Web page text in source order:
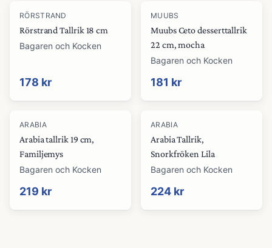
RÖRSTRAND
Rörstrand Tallrik 18 cm
Bagaren och Kocken
178 kr
MUUBS
Muubs Ceto desserttallrik
22 cm, mocha
Bagaren och Kocken
181 kr
ARABIA
Arabia tallrik 19 cm,
Familjemys
Bagaren och Kocken
219 kr
ARABIA
Arabia Tallrik,
Snorkfröken Lila
Bagaren och Kocken
224 kr